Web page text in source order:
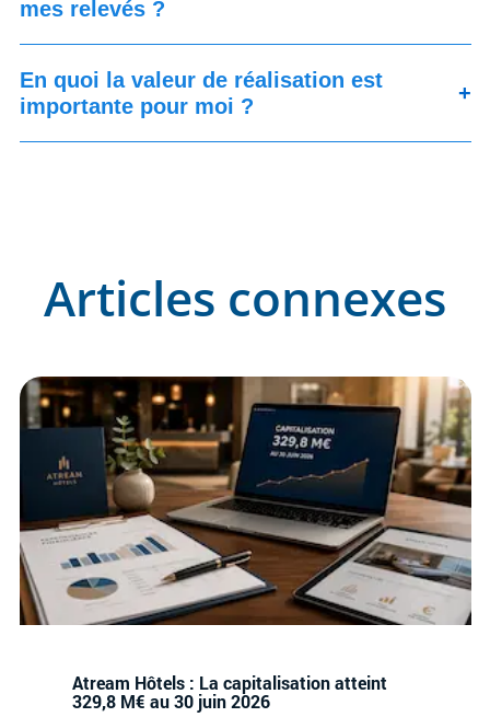
mes relevés ?
En quoi la valeur de réalisation est
importante pour moi ?
+
Articles connexes
Atream Hôtels : La capitalisation atteint
329,8 M€ au 30 juin 2026